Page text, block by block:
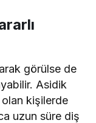
görülse de
Asidik
olan kişilerde
uzun süre diş